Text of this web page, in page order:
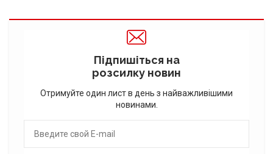
Підпишіться на
розсилку новин
Отримуйте один лист в день з найважливішими
новинами.